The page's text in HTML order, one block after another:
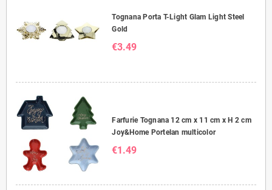
Tognana Porta T-Light Glam Light Steel
Gold
€3.49
Farfurie Tognana 12 cm x 11 cm x H 2 cm
Joy&Home Portelan multicolor
€1.49